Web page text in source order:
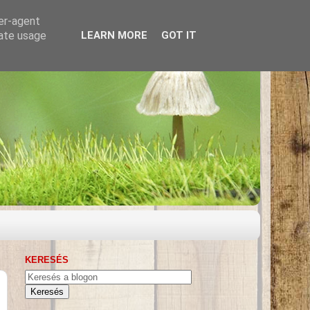
KERESÉS
agent
usage
LEARN MORE GOT IT